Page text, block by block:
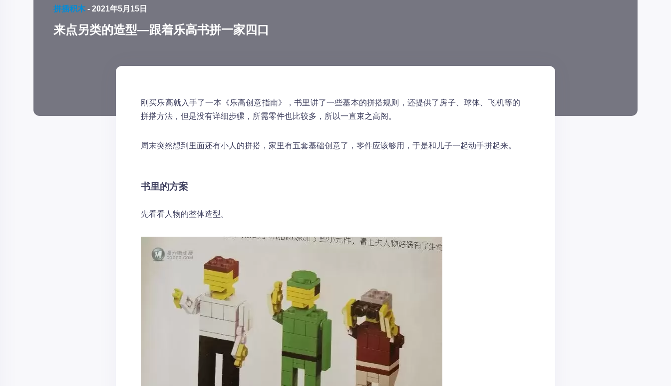
拼插积木 - 2021年5月15日
来点另类的造型—跟着乐高书拼一家四口
刚买乐高就入手了一本《乐高创意指南》，书里讲了一些基本的拼搭规则，还提供了房子、球体、飞机等的
拼搭方法，但是没有详细步骤，所需零件也比较多，所以一直束之高阁。
周末突然想到里面还有小人的拼搭，家里有五套基础创意了，零件应该够用，于是和儿子一起动手拼起来。
书里的方案
先看看人物的整体造型。